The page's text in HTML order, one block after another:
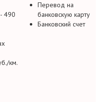
490
км.
Перевод на
банковскую карту
Банковский счет